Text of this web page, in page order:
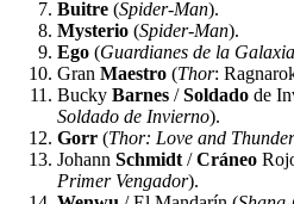
Buitre (Spider-Man).
Mysterio (Spider-Man).
Ego (Guardianes de la Galaxia
Gran Maestro (Thor:
Bucky Barnes /Soldado de
Soldado de Invierno).
Gorr (Thor: Love and Thunder
Johann Schmidt /Cráneo
Primer Vengador).